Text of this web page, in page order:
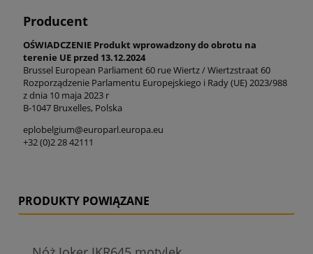
Producent
OŚWIADCZENIE Produkt wprowadzony do obrotu na
terenie UE przed 13.12.2024
Brussel European Parliament 60 rue Wiertz / Wiertzstraat 60
Rozporządzenie Parlamentu Europejskiego i Rady (UE) 2023/988
z dnia 10 maja 2023 r
B-1047 Bruxelles, Polska
eplobelgium@europarl.europa.eu
+32 (0)2 28 42111
PRODUKTY POWIĄZANE